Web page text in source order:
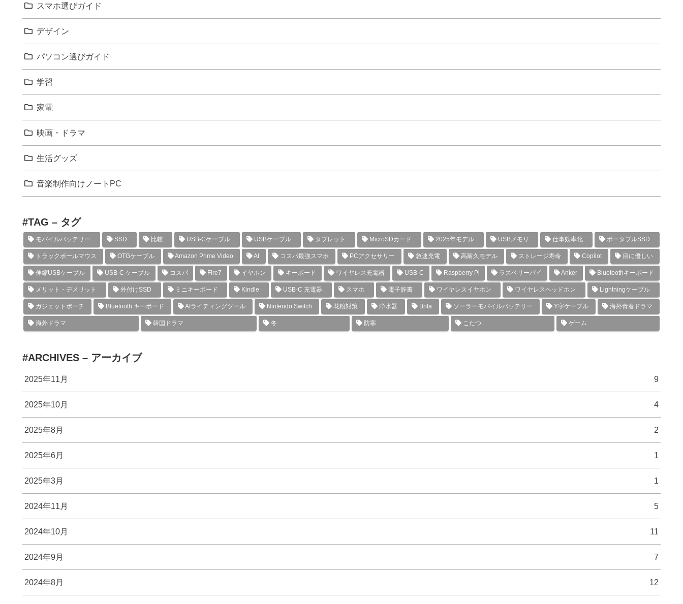
スマホ選びガイド
デザイン
パソコン選びガイド
学習
家電
映画・ドラマ
生活グッズ
音楽制作向けノートPC
#TAG – タグ
モバイルバッテリー SSD 比較 USB-Cケーブル USBケーブル タブレット MicroSDカード 2025年モデル USBメモリ 仕事効率化 ポータブルSSD
トラックボールマウス OTGケーブル Amazon Prime Video AI コスパ最強スマホ PCアクセサリー 急速充電 高耐久モデル ストレージ寿命 Copilot 目に優しい
伸縮USBケーブル USB-C ケーブル コスパ Fire7 イヤホン キーボード ワイヤレス充電器 USB-C Raspberry Pi ラズベリーパイ Anker Bluetoothキーボード
メリット・デメリット 外付けSSD ミニキーボード Kindle USB-C 充電器 スマホ 電子辞書 ワイヤレスイヤホン ワイヤレスヘッドホン Lightningケーブル
ガジェットポーチ Bluetooth キーボード AIライティングツール Nintendo Switch 花粉対策 浄水器 Brita ソーラーモバイルバッテリー Y字ケーブル 海外青春ドラマ
海外ドラマ 韓国ドラマ 冬 防寒 こたつ ゲーム
#ARCHIVES – アーカイブ
2025年11月 9
2025年10月 4
2025年8月 2
2025年6月 1
2025年3月 1
2024年11月 5
2024年10月 11
2024年9月 7
2024年8月 12